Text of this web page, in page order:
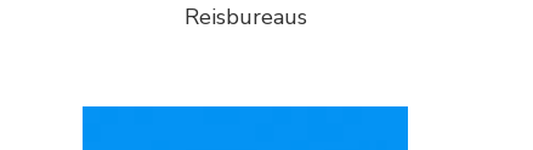
Reisbureaus